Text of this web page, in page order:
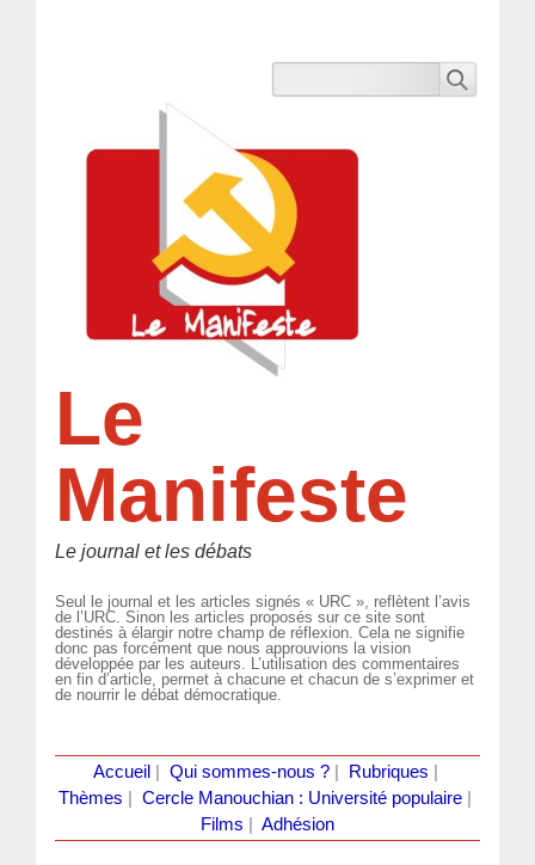
Le
Manifeste
Le journal et les débats
Seul le journal et les articles signés « URC », reflètent l’avis
de l’URC. Sinon les articles proposés sur ce site sont
destinés à élargir notre champ de réflexion. Cela ne signifie
donc pas forcément que nous approuvions la vision
développée par les auteurs. L’utilisation des commentaires
en fin d’article, permet à chacune et chacun de s’exprimer et
de nourrir le débat démocratique.
Accueil Qui sommes-nous ?| Rubriques
Thèmes
Cercle Manouchian : Université populaire
Films
Adhésion